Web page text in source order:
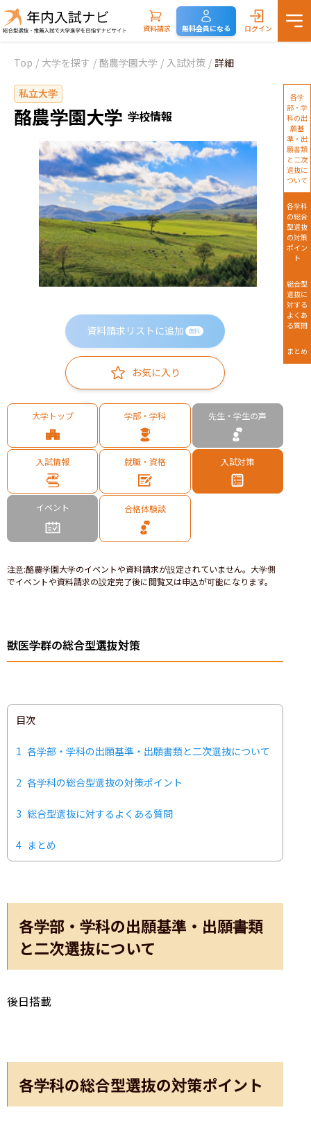
資料請求 無料会員になる ログイン
Top / 大学を探す / 酪農学園大学 / 入試対策 / 詳細
私立大学
酪農学園大学 学校情報
資料請求リストに追加 無料
お気に入り
大学トップ 学部・学科 先生・学生の声
入試情報 就職・資格 入試対策
イベント 合格体験談
注意:酪農学園大学のイベントや資料請求が設定されていません。大学側
でイベントや資料請求の設定完了後に閲覧又は申込が可能になります。
獣医学群の総合型選抜対策
目次
1 各学部・学科の出願基準・出願書類と二次選抜について
2 各学科の総合型選抜の対策ポイント
3 総合型選抜に対するよくある質問
4 まとめ
各学部・学科の出願基準・出願書類
と二次選抜について
後日搭載
各学科の総合型選抜の対策ポイント
各学
部・学
科の出
願基
準・出
願書類
と二次
選抜に
ついて
各学科
の総合
型選抜
の対策
ポイン
ト
総合型
選抜に
対する
よくあ
る質問
まとめ